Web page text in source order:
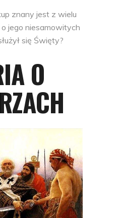
znany jest z wielu
jego niesamowitych
się Święty?
O